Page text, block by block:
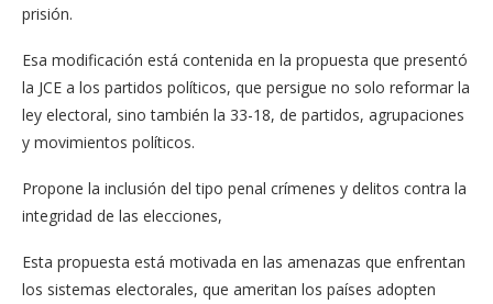
prisión.
Esa modificación está contenida en la propues­ta que presentó
la JCE a los partidos políticos, que per­sigue no solo reformar la
ley electoral, sino también la 33-18, de partidos, agrupa­ciones
y movimientos polí­ticos.
Propone la inclusión del tipo penal crímenes y deli­tos contra la
integridad de las elecciones,
Esta propuesta está moti­vada en las amenazas que enfrentan
los sistemas elec­torales, que ameritan los países adopten